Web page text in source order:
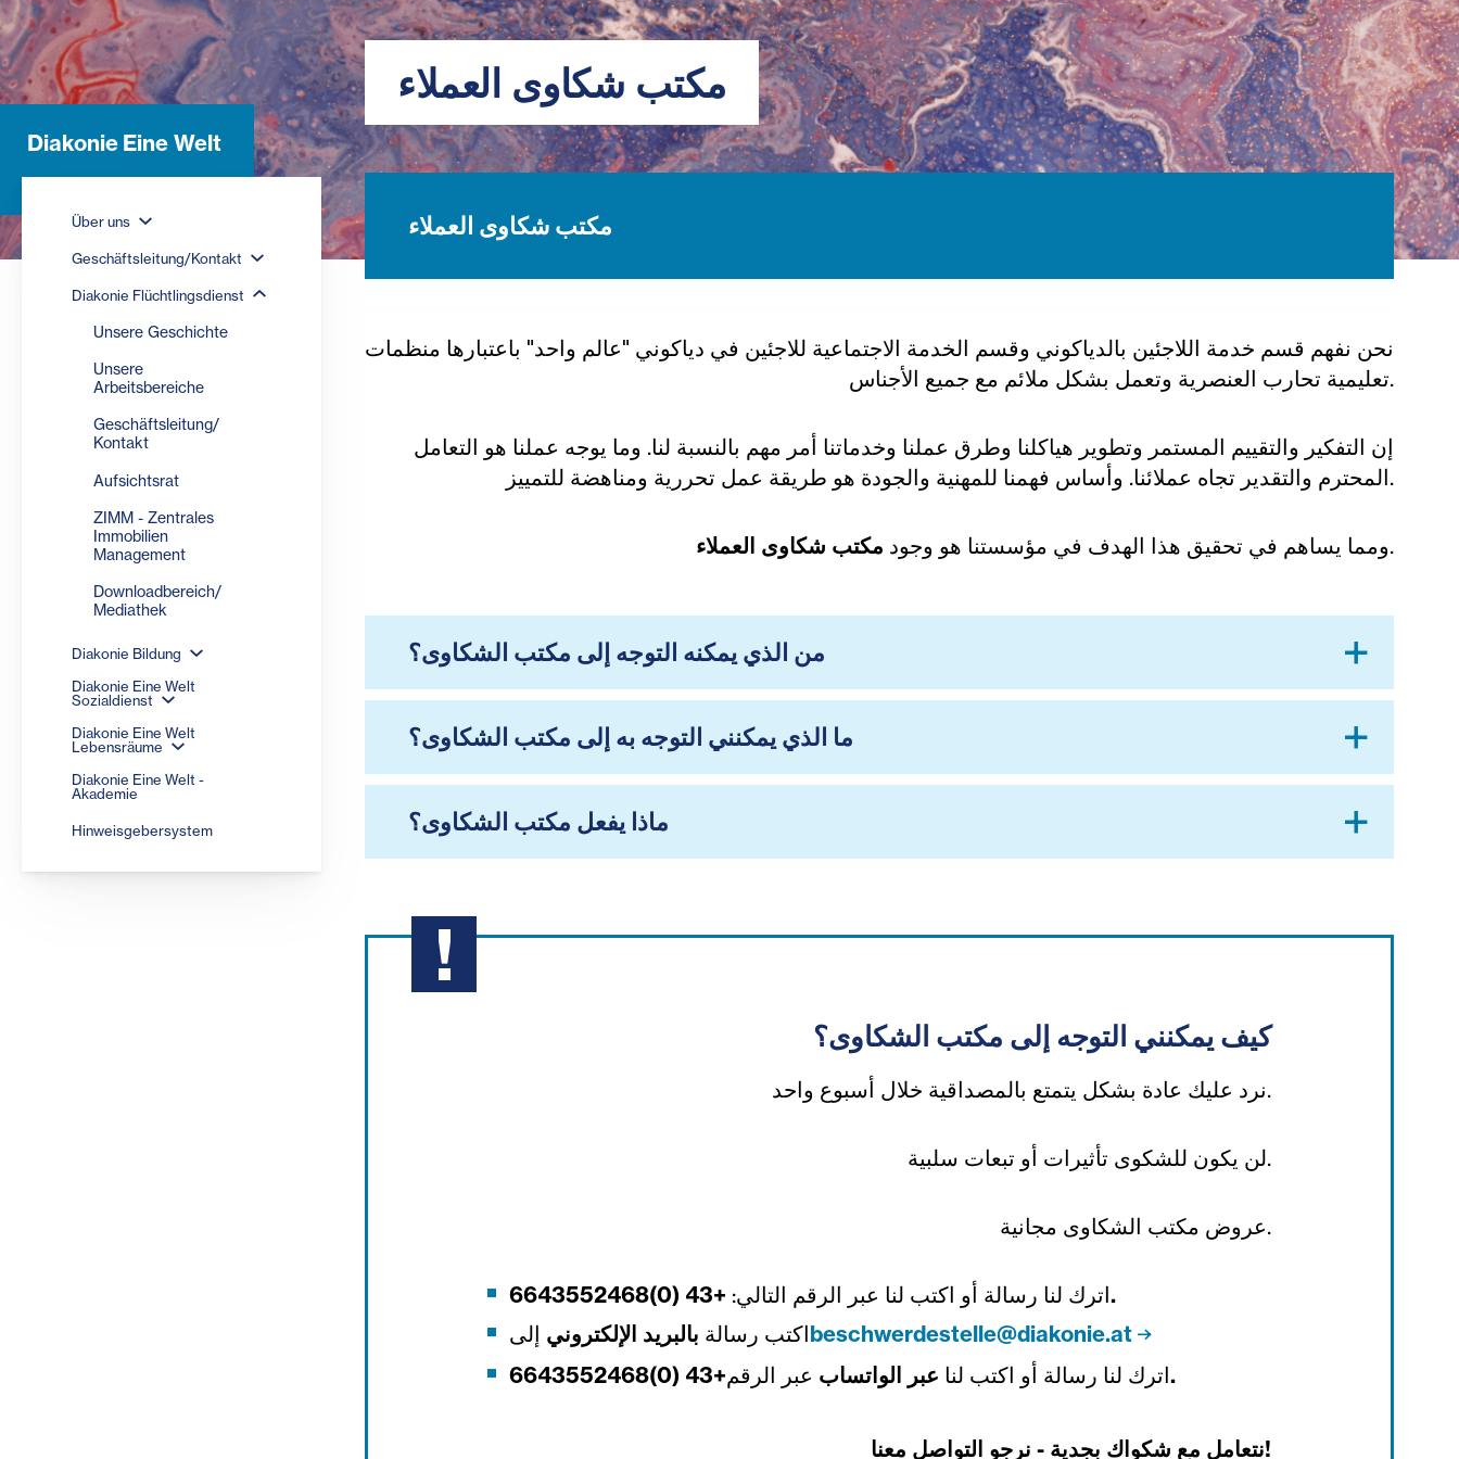
مكتب شكاوى العملاء
Diakonie Eine Welt
Über uns
Geschäftsleitung/Kontakt
Diakonie Flüchtlingsdienst
Unsere Geschichte
Unsere
Arbeitsbereiche
Geschäftsleitung/
Kontakt
Aufsichtsrat
ZIMM - Zentrales
Immobilien
Management
Downloadbereich/
Mediathek
Diakonie Bildung
Diakonie Eine Welt
Sozialdienst
Diakonie Eine Welt
Lebensräume
Diakonie Eine Welt -
Akademie
Hinweisgebersystem
مكتب شكاوى العملاء
نحن نفهم قسم خدمة اللاجئين بالدياكوني وقسم الخدمة الاجتماعية للاجئين في دياكوني "عالم واحد" باعتبارها منظمات
تعليمية تحارب العنصرية وتعمل بشكل ملائم مع جميع الأجناس.
إن التفكير والتقييم المستمر وتطوير هياكلنا وطرق عملنا وخدماتنا أمر مهم بالنسبة لنا. وما يوجه عملنا هو التعامل
المحترم والتقدير تجاه عملائنا. وأساس فهمنا للمهنية والجودة هو طريقة عمل تحررية ومناهضة للتمييز.
ومما يساهم في تحقيق هذا الهدف في مؤسستنا هو وجود مكتب شكاوى العملاء .
من الذي يمكنه التوجه إلى مكتب الشكاوى؟
ما الذي يمكنني التوجه به إلى مكتب الشكاوى؟
ماذا يفعل مكتب الشكاوى؟
كيف يمكنني التوجه إلى مكتب الشكاوى؟
نرد عليك عادة بشكل يتمتع بالمصداقية خلال أسبوع واحد.
لن يكون للشكوى تأثيرات أو تبعات سلبية.
عروض مكتب الشكاوى مجانية.
اترك لنا رسالة أو اكتب لنا عبر الرقم التالي: +
43
(
0
)
6643552468
.
اكتب رسالة بالبريد الإلكتروني إلى
beschwerdestelle@diakonie.at
اترك لنا رسالة أو اكتب لنا عبر الواتساب عبر الرقم+
43
(
0
)
6643552468 .
نتعامل مع شكواك بجدية - نرجو التواصل معنا!